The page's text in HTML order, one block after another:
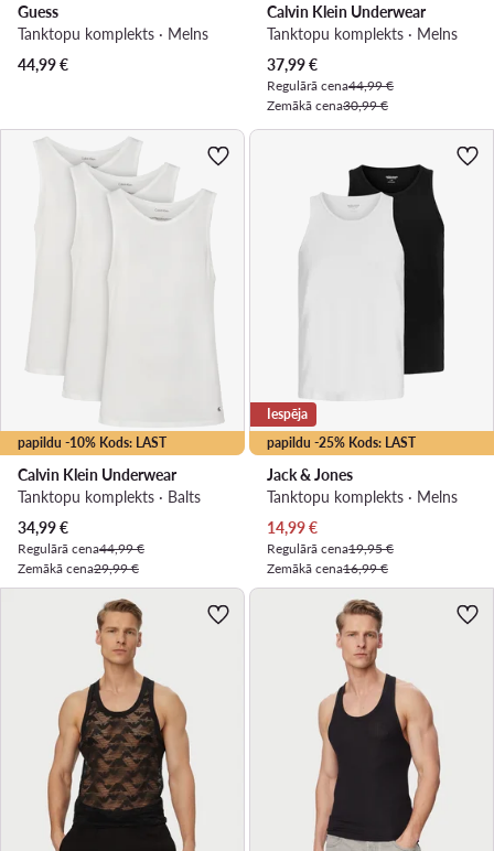
Guess
Tanktopu komplekts · Melns
44,99€
Calvin Klein Underwear
Tanktopu komplekts · Melns
Pašreizējā cena
37,99€
Regulārā cena44,99 €
Zemākā cena30,99 €
papildu -10% Kods: LAST
Calvin Klein Underwear
Tanktopu komplekts · Balts
Pašreizējā cena
34,99€
Regulārā cena44,99 €
Zemākā cena29,99 €
papildu -25% Kods: LAST
Iespēja
Jack & Jones
Tanktopu komplekts · Melns
Pašreizējā cena
14,99€
Regulārā cena19,95 €
Zemākā cena16,99 €